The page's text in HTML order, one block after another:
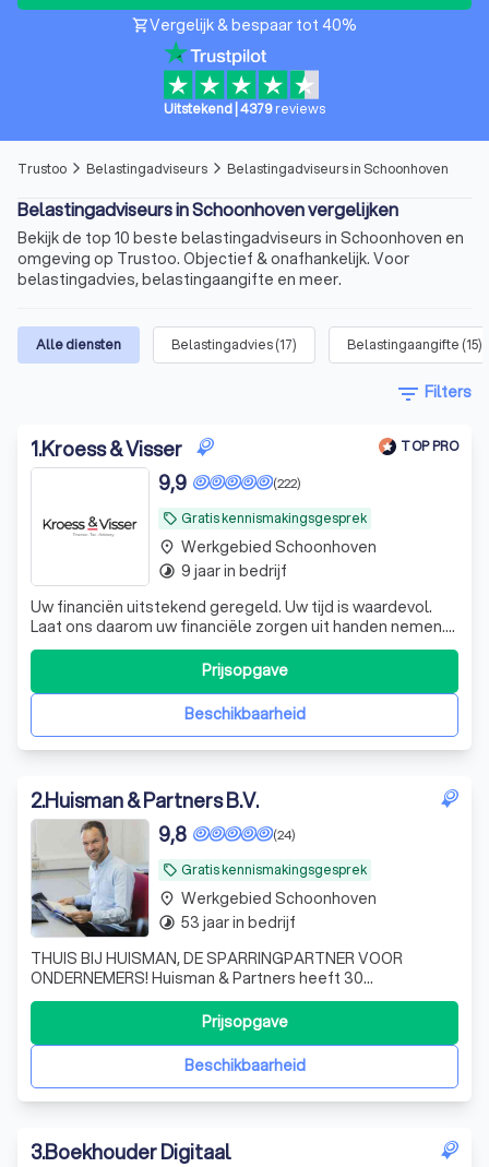
shopping_cartVergelijk & bespaar tot 40%
Uitstekend 4379reviews
Trustoo arrow_forward_ios Belastingadviseurs arrow_forward_ios Belastingadviseurs in Schoonhoven
Belastingadviseurs in Schoonhoven vergelijken
Bekijk de top 10 beste belastingadviseurs in Schoonhoven en
omgeving op Trustoo. Objectief & onafhankelijk. Voor
belastingadvies, belastingaangifte en meer.
Alle diensten Belastingadvies(17) Belastingaangifte (15)
filter_list Filters
1.Kroess & Visser TOP PRO
local_offer Gratis kennismakingsgesprek
(222)
9,9
Uw financiën uitstekend geregeld. Uw tijd is waardevol.
Laat ons daarom uw financiële zorgen uit handen nemen.
De experts van KroessVisser beheren al uw financiële
processen van A tot Z, zodat u met een gerust hart kunt
ondernemen. KroessVisser | Finance - Tax - Advisory ☎️
Plan een GRATIS ADVIESBeschikbaarheid
Prijsopgave
place Werkgebied Schoonhoven
timelapse 9 jaar in bedrijf
2.Huisman & Partners B.V.
local_offer Gratis kennismakingsgesprek
(24)
9,8
THUIS BIJ HUISMAN, DE SPARRINGPARTNER VOOR
ONDERNEMERS! Huisman & Partners heeft 30
medewerkers in dienst. Praktische en pro-actieve
vakmensen die uw administratie voeren en zorgen dat u
niet meer belasting betaalt dan nodig. Bovendien sparren
ze graag met u en houden u op koers naar de uitgestippel
Beschikbaarheid
Prijsopgave
place Werkgebied Schoonhoven
timelapse 53 jaar in bedrijf
3.Boekhouder Digitaal